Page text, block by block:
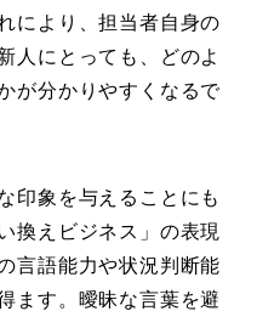
により、担当者自身の
人にとっても、どのよ
が分かりやすくなるで
印象を与えることにも
換えビジネス」の表現
言語能力や状況判断能
ます。曖昧な言葉を避